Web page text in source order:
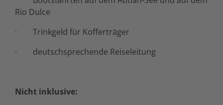
Rio Dulce
· Trinkgeld für Kofferträger
· deutschsprechende Reiseleitung
Nicht inklusive: